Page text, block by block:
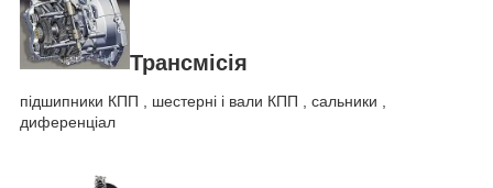
Трансмісія
підшипники КПП , шестерні і вали КПП , сальники ,
диференціал